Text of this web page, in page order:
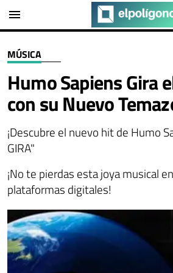
menu
MÚSICA
Humo Sapiens Gira
con su Nuevo
¡Descubre el nuevo hit de Humo
GIRA"
¡No te pierdas esta joya musical
plataformas digitales!